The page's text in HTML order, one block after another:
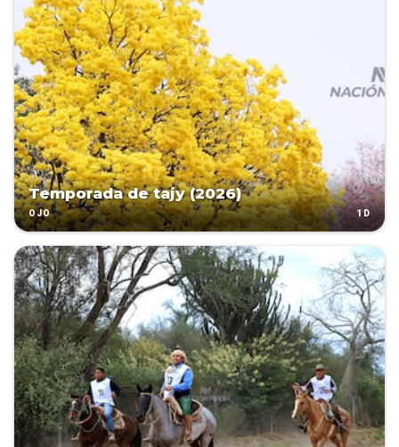
Temporada de tajy (2026)
OJO 1D